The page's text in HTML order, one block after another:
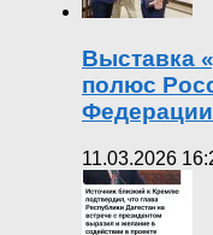
Выставка
полюс
Федерации
11.03.2026